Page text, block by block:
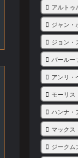
アルトゥ
ジャン・
ジョン・
バールー
アンリ・
モーリス
ハンナ・
マックス
ジークム